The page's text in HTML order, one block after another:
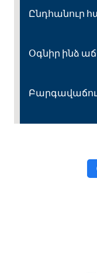
Ընդհանուր
Օգնիր ինձ